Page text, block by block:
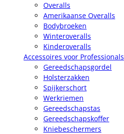
Overalls
Amerikaanse Overalls
Bodybroeken
Winteroveralls
Kinderoveralls
Accessoires voor Professionals
Gereedschapsgordel
Holsterzakken
Spijkerschort
Werkriemen
Gereedschapstas
Gereedschapskoffer
Kniebeschermers